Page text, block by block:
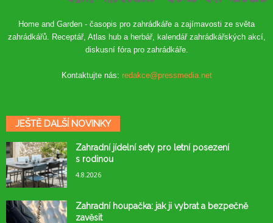
Home and Garden - časopis pro zahrádkáře a zajímavosti ze světa
zahrádkářů. Receptář, Atlas hub a herbář, kalendář zahrádkářských akcí,
diskusní fóra pro zahrádkáře.
Kontaktujte nás: redakce@pressmedia.net
JEŠTĚ DALŠÍ NOVINKY
Zahradní jídelní sety pro letní posezení
s rodinou
4.8.2026
Zahradní houpačka: jak ji vybrat a bezpečně
zavěsit